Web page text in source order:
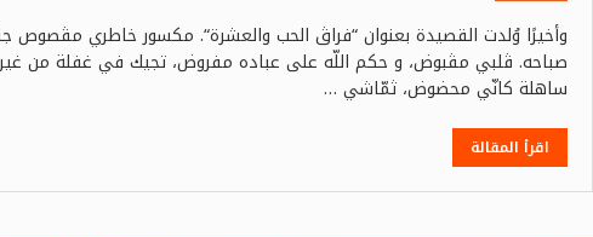
وأخيرًا وُلدت القصيدة بعنوان “فراڨ الحب والعشرة“. مكسور خاطري
صباحه. ڨلبي مڨبوض، و حكم اللّه على عباده مفروض، تجيك في غفلة من
ساهلة كانّي محضوض، ثمّاشي …
اقرأ المقالة